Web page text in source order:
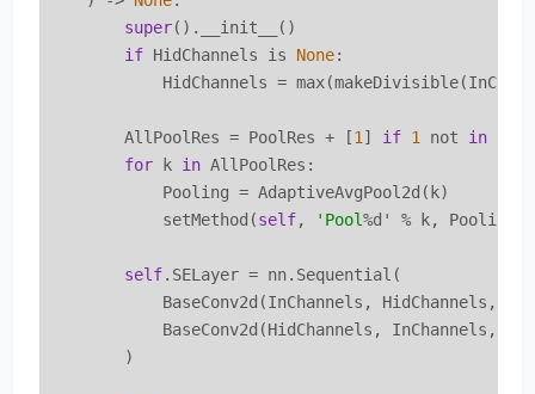
super().__init__()
if HidChannels is None:
HidChannels =
        AllPoolRes = PoolRes + [
1 ] if 1 not in
for k in AllPoolRes:
            Pooling = AdaptiveAvgPool2d(k)
            setMethod(
self, 'Pool%d' % k, Pooling)
self.SELayer = nn.Sequential(
            BaseConv2d(InChannels, HidChannels,
            BaseConv2d(HidChannels, InChannels,
        )